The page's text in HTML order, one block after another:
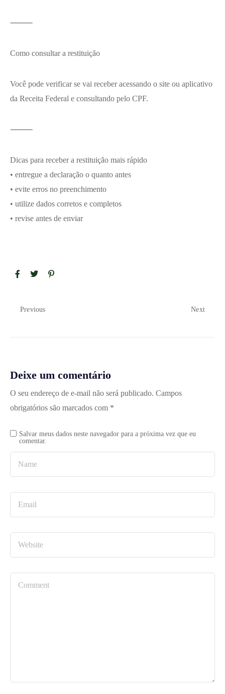
⸻
Como consultar a restituição
Você pode verificar se vai receber acessando o site ou aplicativo
da Receita Federal e consultando pelo CPF.
⸻
Dicas para receber a restituição mais rápido
• entregue a declaração o quanto antes
• evite erros no preenchimento
• utilize dados corretos e completos
• revise antes de enviar
Previous Next
Deixe um comentário
O seu endereço de e-mail não será publicado. Campos
obrigatórios são marcados com *
Salvar meus dados neste navegador para a próxima vez que eu
comentar.